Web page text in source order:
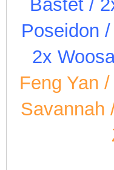
Bastet /
Poseidon
2x
Feng Yan
Savannah